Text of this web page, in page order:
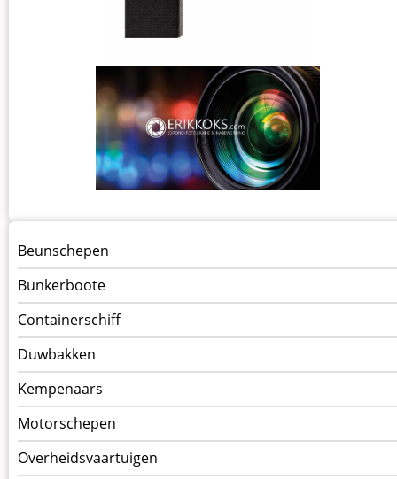
Menu
Schepen
Beunschepen
Bunkerboote
Containerschiff
Duwbakken
Kempenaars
Motorschepen
Overheidsvaartuigen